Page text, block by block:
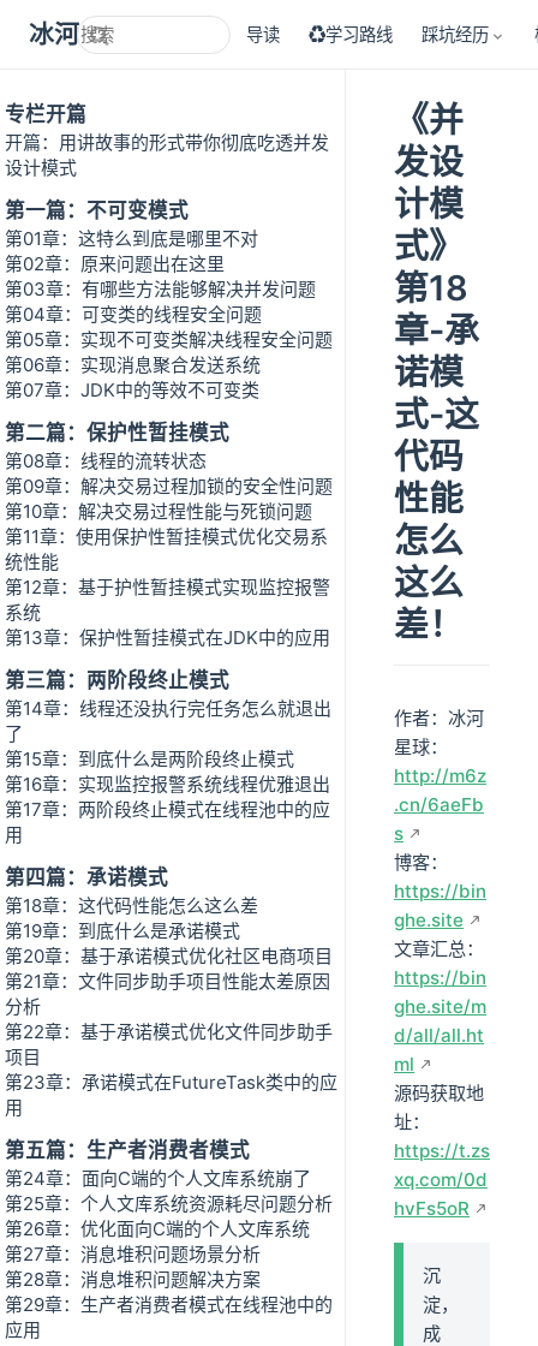
冰河技术 导读 ♻学习路线 踩坑经历
专栏开篇
开篇：用讲故事的形式带你彻底吃透并发
设计模式
第一篇：不可变模式
第01章：这特么到底是哪里不对
第02章：原来问题出在这里
第03章：有哪些方法能够解决并发问题
第04章：可变类的线程安全问题
第05章：实现不可变类解决线程安全问题
第06章：实现消息聚合发送系统
第07章：JDK中的等效不可变类
第二篇：保护性暂挂模式
第08章：线程的流转状态
第09章：解决交易过程加锁的安全性问题
第10章：解决交易过程性能与死锁问题
第11章：使用保护性暂挂模式优化交易系
统性能
第12章：基于护性暂挂模式实现监控报警
系统
第13章：保护性暂挂模式在JDK中的应用
第三篇：两阶段终止模式
第14章：线程还没执行完任务怎么就退出
了
第15章：到底什么是两阶段终止模式
第16章：实现监控报警系统线程优雅退出
第17章：两阶段终止模式在线程池中的应
用
第四篇：承诺模式
第18章：这代码性能怎么这么差
第19章：到底什么是承诺模式
第20章：基于承诺模式优化社区电商项目
第21章：文件同步助手项目性能太差原因
分析
第22章：基于承诺模式优化文件同步助手
项目
第23章：承诺模式在FutureTask类中的应
用
第五篇：生产者消费者模式
第24章：面向C端的个人文库系统崩了
第25章：个人文库系统资源耗尽问题分析
第26章：优化面向C端的个人文库系统
第27章：消息堆积问题场景分析
第28章：消息堆积问题解决方案
第29章：生产者消费者模式在线程池中的
应用
《并
发设
计模
式》
第18
章-承
诺模
式-这
代码
性能
怎么
这么
差！
作者：冰河
星球：
http://m6z
.cn/6aeFb
s
博客：
https://bin
ghe.site
文章汇总：
https://bin
ghe.site/m
d/all/all.ht
ml
源码获取地
址：
https://t.zs
xq.com/0d
hvFs5oR
沉
淀，
成